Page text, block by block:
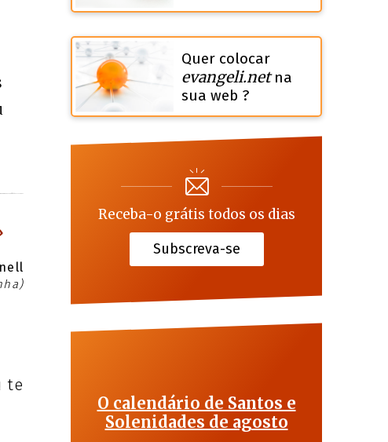
te
Quer colocar
evangeli.netna
sua web ?
Receba-o grátis todos os dias
Subscreva-se
O calendário de Santos e
Solenidades de agosto